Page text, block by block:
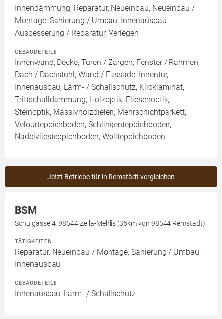
Innendämmung, Reparatur, Neueinbau, Neueinbau /
Montage, Sanierung / Umbau, Innenausbau,
Ausbesserung / Reparatur, Verlegen
GEBÄUDETEILE
Innenwand, Decke, Türen / Zargen, Fenster / Rahmen,
Dach / Dachstuhl, Wand / Fassade, Innentür,
Innenausbau, Lärm- / Schallschutz, Klicklaminat,
Trittschalldämmung, Holzoptik, Fliesenoptik,
Steinoptik, Massivholzdielen, Mehrschichtparkett,
Velourteppichboden, Schlingenteppichboden,
Nadelvliesteppichboden, Wollteppichboden
Jetzt Betriebe für in Remstädt vergleichen
BSM
Schulgasse 4, 98544 Zella-Mehlis (36km von 98544 Remstädt)
TÄTIGKEITEN
Reparatur, Neueinbau / Montage, Sanierung / Umbau,
Innenausbau
GEBÄUDETEILE
Innenausbau, Lärm- / Schallschutz